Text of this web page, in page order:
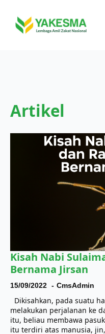
Artikel
Kisah Nabi
Bernama Jirsan
15/09/2022 CmsAdmin
Dikisahkan, pada suatu
melakukan perjalanan ke
itu, beliau membawa
itu terdiri atas manusia,